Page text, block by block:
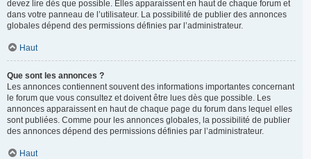
devez lire dès que possible. Elles apparaissent en haut de chaque forum et
dans votre panneau de l’utilisateur. La possibilité de publier des annonces
globales dépend des permissions définies par l’administrateur.
Haut
Que sont les annonces ?
Les annonces contiennent souvent des informations importantes concernant
le forum que vous consultez et doivent être lues dès que possible. Les
annonces apparaissent en haut de chaque page du forum dans lequel elles
sont publiées. Comme pour les annonces globales, la possibilité de publier
des annonces dépend des permissions définies par l’administrateur.
Haut